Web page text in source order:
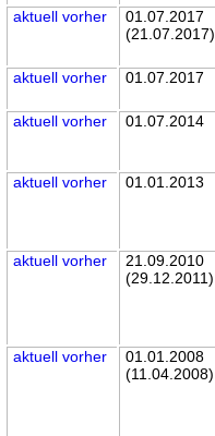
aktuell vorher
01.07.2017
(21.07.2017)
aktuell vorher 01.07.2017
aktuell vorher 01.07.2014
aktuell vorher 01.01.2013
aktuell vorher
21.09.2010
(29.12.2011)
aktuell vorher
01.01.2008
(11.04.2008)